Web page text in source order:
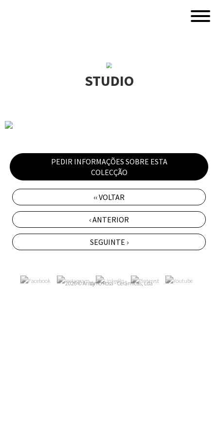
STUDIO
PEDIR INFORMAÇÕES SOBRE ESTA
COLECÇÃO
‹‹ VOLTAR
‹ ANTERIOR
SEGUINTE ›
2026 © António Rosa - Cerâmicas, Lda
by